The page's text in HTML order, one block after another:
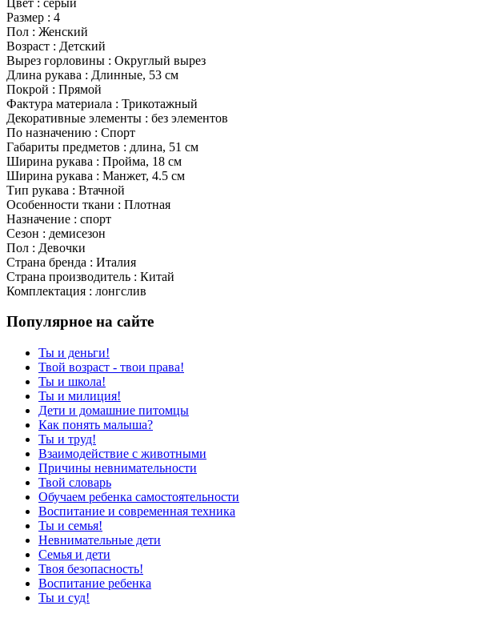
Размер : 4
Пол : Женский
Возраст : Детский
Вырез горловины : Округлый вырез
Длина рукава : Длинные, 53 см
Покрой : Прямой
Фактура материала : Трикотажный
Декоративные элементы : без элементов
По назначению : Спорт
Габариты предметов : длина, 51 см
Ширина рукава : Пройма, 18 см
Ширина рукава : Манжет, 4.5 см
Тип рукава : Втачной
Особенности ткани : Плотная
Назначение : спорт
Сезон : демисезон
Пол : Девочки
Страна бренда : Италия
Страна производитель : Китай
Комплектация : лонгслив
Популярное на сайте
Ты и деньги!
Твой возраст - твои права!
Ты и школа!
Ты и милиция!
Дети и домашние питомцы
Как понять малыша?
Ты и труд!
Взаимодействие с животными
Причины невнимательности
Твой словарь
Обучаем ребенка самостоятельности
Воспитание и современная техника
Ты и семья!
Невнимательные дети
Семья и дети
Твоя безопасность!
Воспитание ребенка
Ты и суд!